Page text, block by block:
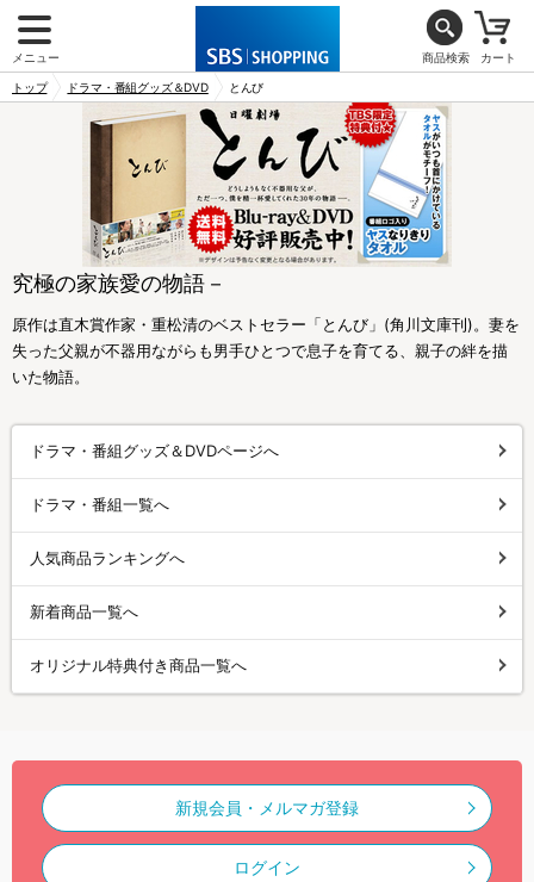
メニュー 商品検索 カート
トップ ドラマ・番組グッズ＆DVD とんび
究極の家族愛の物語－
原作は直木賞作家・重松清のベストセラー「とんび」(角川文庫刊)。妻を
失った父親が不器用ながらも男手ひとつで息子を育てる、親子の絆を描
いた物語。
ドラマ・番組グッズ＆DVDページへ
ドラマ・番組一覧へ
人気商品ランキングへ
新着商品一覧へ
オリジナル特典付き商品一覧へ
新規会員・メルマガ登録
ログイン